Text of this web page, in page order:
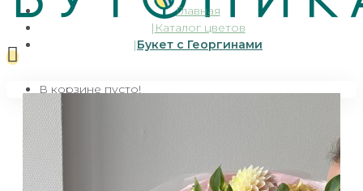
В корзине пусто!
Главная
Каталог цветов
Букет с Георгинами